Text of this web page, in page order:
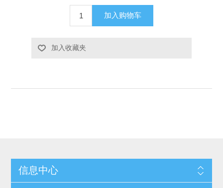
加入购物车
加入收藏夹
信息中心